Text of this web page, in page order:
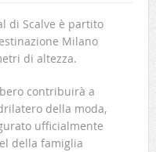
di Scalve è partito
Milano
di altezza.
contribuirà a
della moda,
ufficialmente
della famiglia